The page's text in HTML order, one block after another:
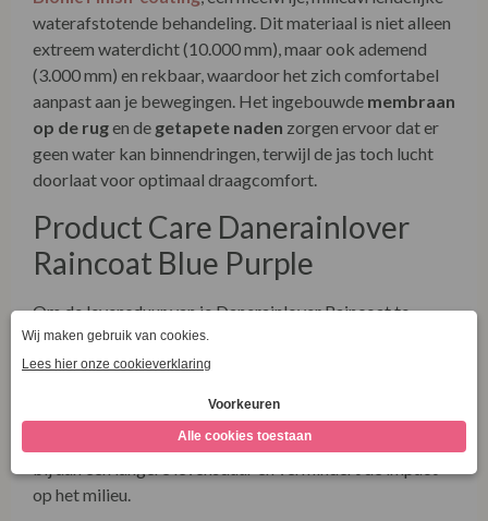
waterafstotende behandeling. Dit materiaal is niet alleen
extreem waterdicht (10.000 mm), maar ook ademend
(3.000 mm) en rekbaar, waardoor het zich comfortabel
aanpast aan je bewegingen. Het ingebouwde membraan
op de rugen de getapete naden zorgen ervoor dat er
geen water kan binnendringen, terwijl de jas toch lucht
doorlaat voor optimaal draagcomfort.
Product Care Danerainlover
Raincoat Blue Purple
Om de levensduur van je Danerainlover Raincoat te
verlengen, raden we aan om deze
wassen. Was de jas indien nodig op
Gebruik liever een vochtige doek om vlekken te
verwijderen en laat de jas regelmatig luchten. Dit draagt
op het milieu.